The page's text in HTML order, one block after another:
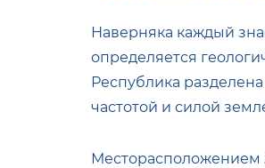
Наверняка каждый
определяется
Республика
частотой и силой
Месторасположением